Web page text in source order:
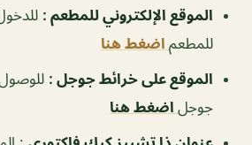
الموقع الإلكتروني للمطعم :
للمطعم اضغط هنا
الموقع على خرائط جوجل :
جوجل اضغط هنا